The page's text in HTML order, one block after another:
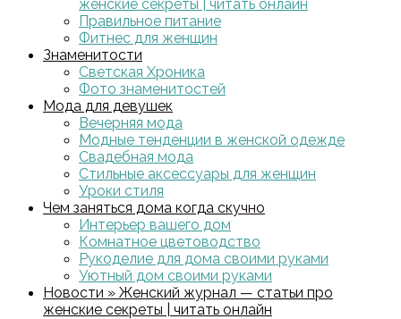
женские секреты | читать онлайн
Правильное питание
Фитнес для женщин
Знаменитости
Светская Хроника
Фото знаменитостей
Мода для девушек
Вечерняя мода
Модные тенденции в женской одежде
Свадебная мода
Стильные аксессуары для женщин
Уроки стиля
Чем заняться дома когда скучно
Интерьер вашего дом
Комнатное цветоводство
Рукоделие для дома своими руками
Уютный дом своими руками
Новости » Женский журнал — статьи про
женские секреты | читать онлайн